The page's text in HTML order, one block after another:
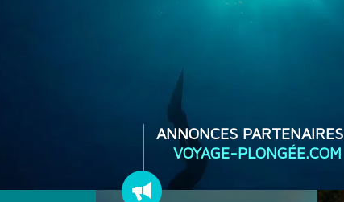
ANNONCES PARTENAIRES
VOYAGE-PLONGÉE.COM